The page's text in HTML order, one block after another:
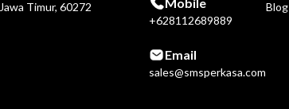
Jawa Timur, 60272
+628112689889
Email
sales@smsperkasa.com
Blog